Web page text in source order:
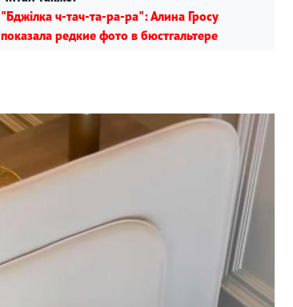
"Бджілка ч-тач-та-ра-ра": Алина Гросу
показала редкие фото в бюстгальтере